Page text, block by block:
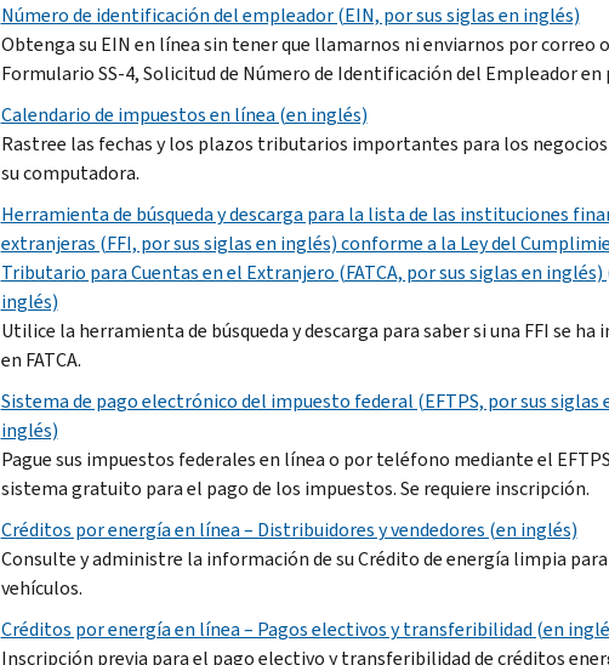
Número de identificación del empleador (EIN, por sus siglas en inglés)
Obtenga su EIN en línea sin tener que llamarnos ni enviarnos por correo
Formulario SS-4, Solicitud de Número de Identificación del Empleador en
Calendario de impuestos en línea (en inglés)
Rastree las fechas y los plazos tributarios importantes para los negocios
su computadora.
Herramienta de búsqueda y descarga para la lista de las instituciones
extranjeras (FFI, por sus siglas en inglés) conforme a la Ley del
Tributario para Cuentas en el Extranjero (FATCA, por sus siglas en inglés)
inglés)
Utilice la herramienta de búsqueda y descarga para saber si una FFI se ha
en FATCA.
Sistema de pago electrónico del impuesto federal (EFTPS, por sus siglas
inglés)
Pague sus impuestos federales en línea o por teléfono mediante el
sistema gratuito para el pago de los impuestos. Se requiere inscripción.
Créditos por energía en línea – Distribuidores y vendedores (en inglés)
Consulte y administre la información de su Crédito de energía limpia para
vehículos.
Créditos por energía en línea – Pagos electivos y transferibilidad (en
Inscripción previa para el pago electivo y transferibilidad de créditos